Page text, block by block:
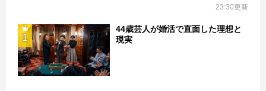
23:30更新
1
44歳芸人が婚活で直面した理想と
現実